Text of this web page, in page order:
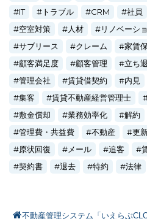
IT
トラブル CRM 社員
空室対策
人材 リノベーシ
サブリース
クレーム 家賃
顧客満足度
顧客管理 立ち
管理会社
賃貸借契約 内見
集客
賃貸不動産経営管理士
敷金償却
業務効率化 解約
管理費・共益費
不動産 更
原状回復
メール 追客
契約書
退去 特約 法律
不動産管理システム「いえらぶ